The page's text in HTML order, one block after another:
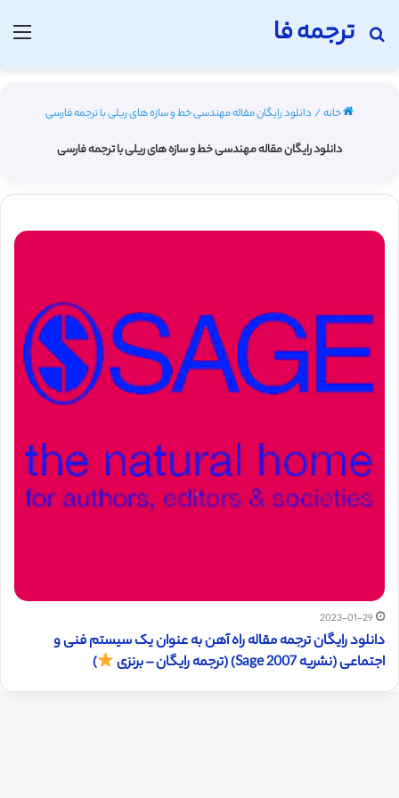
ترجمه فا
جستجو برای
خانه/ دانلود رایگان مقاله مهندسی خط و سازه های ریلی با ترجمه فارسی
دانلود رایگان مقاله مهندسی خط و سازه های ریلی با ترجمه فارسی
2023-01-29
دانلود رایگان ترجمه مقاله راه آهن به عنوان یک سيستم فنی و
اجتماعی (نشریه Sage 2007) (ترجمه رایگان – برنزی
)